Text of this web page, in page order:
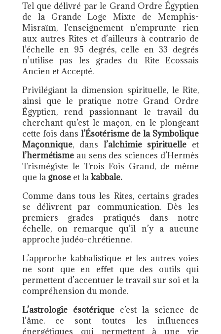
Tel que délivré par le Grand Ordre Égyptien
de la Grande Loge Mixte de Memphis-
Misraïm, l’enseignement n’emprunte rien
aux autres Rites et d’ailleurs à contrario de
l’échelle en 95 degrés, celle en 33 degrés
n’utilise pas les grades du Rite Ecossais
Ancien et Accepté.
Privilégiant la dimension spirituelle, le Rite,
ainsi que le pratique notre Grand Ordre
Égyptien, rend passionnant le travail du
cherchant qu’est le maçon, en le plongeant
cette fois dans l’Ésotérisme de la Symbolique
Maçonnique, dans l’alchimie spirituelle et
l’hermétisme au sens des sciences d’Hermès
Trismégiste le Trois Fois Grand, de même
que la gnoseet lakabbale.
Comme dans tous les Rites, certains grades
se délivrent par communication. Dès les
premiers grades pratiqués dans notre
échelle, on remarque qu’il n’y a aucune
approche judéo-chrétienne.
L’approche kabbalistique et les autres voies
ne sont que en effet que des outils qui
permettent d’accentuer le travail sur soi et la
compréhension du monde.
L’astrologie ésotériquec’est la science de
l’âme. ce sont toutes les influences
énergétiques qui permettent à une vie